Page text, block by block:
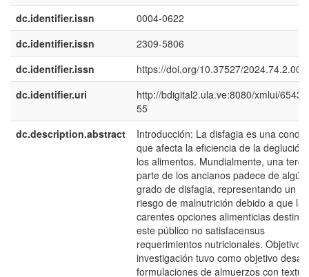
dc.identifier.issn
0004-0622
dc.identifier.issn
2309-5806
dc.identifier.issn
https://doi.org/10.37527/2024.74.2.005
dc.identifier.uri
http://bdigital2.ula.ve:8080/xmlui/
55
dc.description.abstract
Introducción: La disfagia es una
que afecta la eficiencia de la deglución
los alimentos. Mundialmente, una
parte de los ancianos padece de algún
grado de disfagia, representando un
riesgo de malnutrición debido a que las
carentes opciones alimenticias
este público no satisfacensus
requerimientos nutricionales. Objetivo:
investigación tuvo como objetivo
formulaciones de almuerzos con